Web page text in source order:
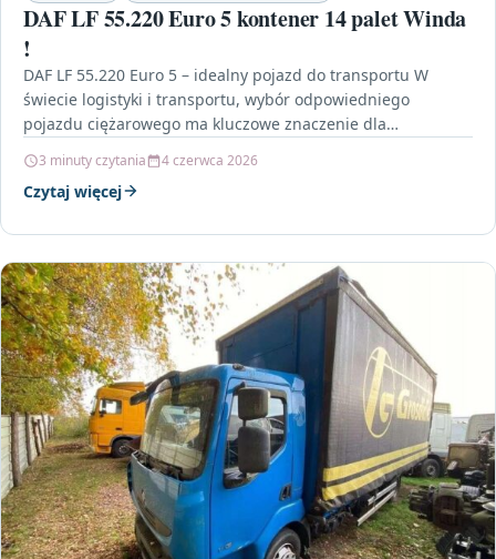
DAF LF 55.220 Euro 5 kontener 14 palet Winda
!
DAF LF 55.220 Euro 5 – idealny pojazd do transportu W
świecie logistyki i transportu, wybór odpowiedniego
pojazdu ciężarowego ma kluczowe znaczenie dla
3 minuty czytania 4 czerwca 2026
Czytaj więcej